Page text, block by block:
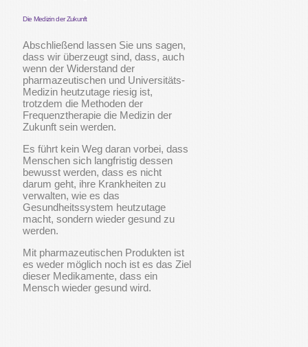
Die Medizin der Zukunft
Abschließend lassen Sie uns sagen,
dass wir überzeugt sind, dass, auch
wenn der Widerstand der
pharmazeutischen und Universitäts-
Medizin heutzutage riesig ist,
trotzdem die Methoden der
Frequenztherapie die Medizin der
Zukunft sein werden.
Es führt kein Weg daran vorbei, dass
Menschen sich langfristig dessen
bewusst werden, dass es nicht
darum geht, ihre Krankheiten zu
verwalten, wie es das
Gesundheitssystem heutzutage
macht, sondern wieder gesund zu
werden.
Mit pharmazeutischen Produkten ist
es weder möglich noch ist es das Ziel
dieser Medikamente, dass ein
Mensch wieder gesund wird.